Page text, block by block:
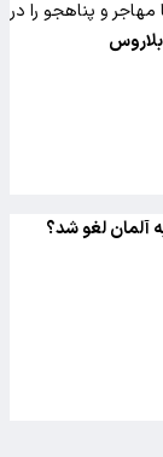
و پناهجو را در
کرد
بلاروس
آلمان لغو شد؟